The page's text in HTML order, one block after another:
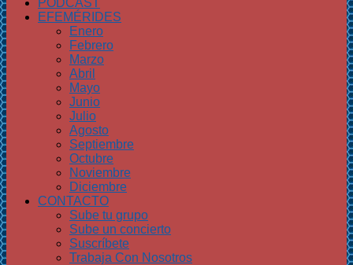
PODCAST
EFEMÉRIDES
Enero
Febrero
Marzo
Abril
Mayo
Junio
Julio
Agosto
Septiembre
Octubre
Noviembre
Diciembre
CONTACTO
Sube tu grupo
Sube un concierto
Suscríbete
Trabaja Con Nosotros